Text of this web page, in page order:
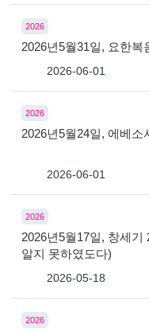
2026
2026년5월31일, 요한복
2026-06-01
2026
2026년5월24일, 에베
2026-06-01
2026
2026년5월17일, 창세
알지 못하였도다)
2026-05-18
2026